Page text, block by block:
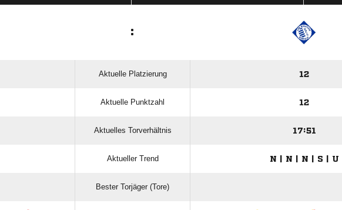
:
Aktuelle Platzierung 12
Aktuelle Punktzahl 12
Aktuelles Torverhältnis 17:51
Aktueller Trend N | N | N | S | U
Bester Torjäger (Tore)